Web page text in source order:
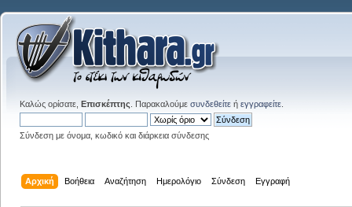
Καλώς ορίσατε, Επισκέπτης . Παρακαλούμε συνδεθείτε ή εγγραφείτε
Σύνδεση με όνομα, κωδικό και διάρκεια σύνδεσης
Αρχική Βοήθεια Αναζήτηση Ημερολόγιο Σύνδεση Εγγραφή